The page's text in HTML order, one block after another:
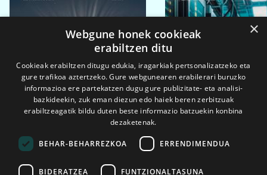
×
Webgune honek cookieak
erabiltzen ditu
Cookieak erabiltzen ditugu edukia, iragarkiak pertsonalizatzeko eta
gure trafikoa aztertzeko. Gure webgunearen erabilerari buruzko
informazioa ere partekatzen dugu gure publizitate- eta analisi-
bazkideekin, zuk eman diezun edo haiek beren zerbitzuak
erabiltzeagatik bildu duten beste informazio batzuekin konbina
dezaketenak.
BEHAR-BEHARREZKOA ERRENDIMENDUA
BIDERATZEA FUNTZIONALTASUNA